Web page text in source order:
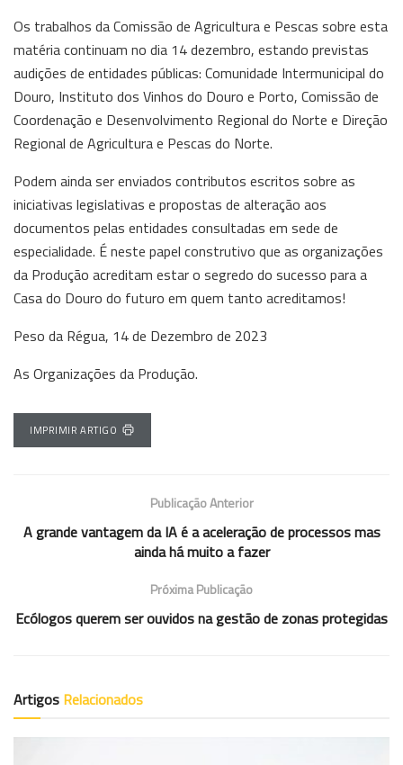
Os trabalhos da Comissão de Agricultura e Pescas sobre esta
matéria continuam no dia 14 dezembro, estando previstas
audições de entidades públicas: Comunidade Intermunicipal do
Douro, Instituto dos Vinhos do Douro e Porto, Comissão de
Coordenação e Desenvolvimento Regional do Norte e Direção
Regional de Agricultura e Pescas do Norte.
Podem ainda ser enviados contributos escritos sobre as
iniciativas legislativas e propostas de alteração aos
documentos pelas entidades consultadas em sede de
especialidade. É neste papel construtivo que as organizações
da Produção acreditam estar o segredo do sucesso para a
Casa do Douro do futuro em quem tanto acreditamos!
Peso da Régua, 14 de Dezembro de 2023
As Organizações da Produção.
IMPRIMIR ARTIGO
Publicação Anterior
A grande vantagem da IA é a aceleração de processos mas
ainda há muito a fazer
Próxima Publicação
Ecólogos querem ser ouvidos na gestão de zonas protegidas
Artigos Relacionados